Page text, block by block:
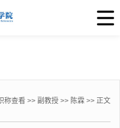
称查看 >> 副教授 >> 陈霖 >> 正文